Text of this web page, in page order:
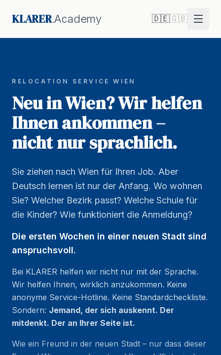
KLARER.Academy 🇩🇪🇬🇧
RELOCATION SERVICE WIEN
Neu in Wien? Wir helfen
Ihnen ankommen –
nicht nur sprachlich.
Sie ziehen nach Wien für Ihren Job. Aber
Deutsch lernen ist nur der Anfang. Wo wohnen
Sie? Welcher Bezirk passt? Welche Schule für
die Kinder? Wie funktioniert die Anmeldung?
Die ersten Wochen in einer neuen Stadt sind
anspruchsvoll.
Bei KLARER helfen wir nicht nur mit der Sprache.
Wir helfen Ihnen, wirklich anzukommen. Keine
anonyme Service-Hotline. Keine Standardcheckliste.
Sondern: Jemand, der sich auskennt. Der
mitdenkt. Der an Ihrer Seite ist.
Wie ein Freund in der neuen Stadt – nur dass dieser